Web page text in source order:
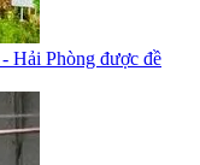
Hải Phòng được đề